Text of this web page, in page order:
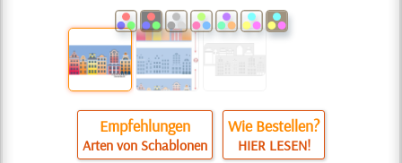
Empfehlungen
Arten von Schablonen
Wie Bestellen?
HIER LESEN!